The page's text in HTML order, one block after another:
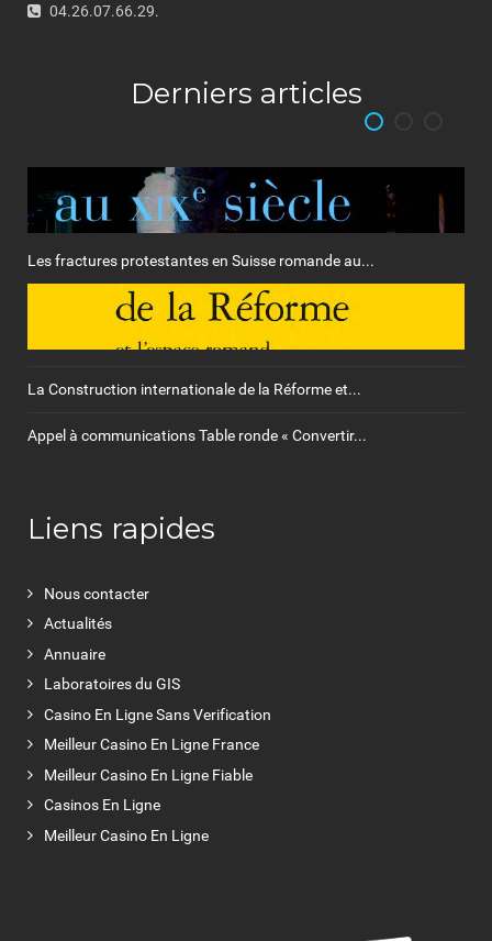
04.26.07.66.29.
Derniers articles
Les fractures protestantes en Suisse romande au...
La Construction internationale de la Réforme et...
Appel à communications Table ronde « Convertir...
Liens rapides
Nous contacter
Actualités
Annuaire
Laboratoires du GIS
Casino En Ligne Sans Verification
Meilleur Casino En Ligne France
Meilleur Casino En Ligne Fiable
Casinos En Ligne
Meilleur Casino En Ligne